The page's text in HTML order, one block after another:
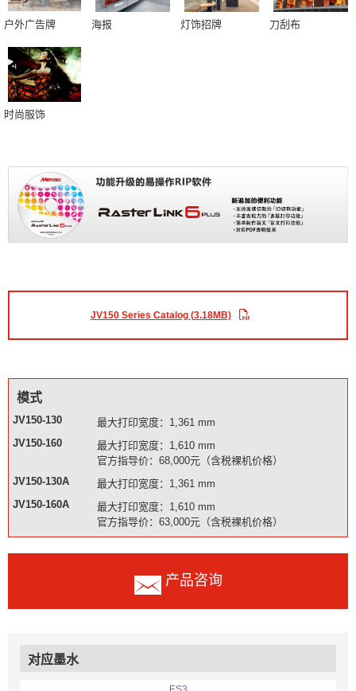
户外广告牌 海报 灯饰招牌 刀刮布
时尚服饰
JV150 Series Catalog (3.18MB)
模式
JV150-130
最大打印宽度：1,361 mm
JV150-160
最大打印宽度：1,610 mm
官方指导价：68,000元（含税裸机价格）
JV150-130A
最大打印宽度：1,361 mm
JV150-160A
最大打印宽度：1,610 mm
官方指导价：63,000元（含税裸机价格）
产品咨询
对应墨水